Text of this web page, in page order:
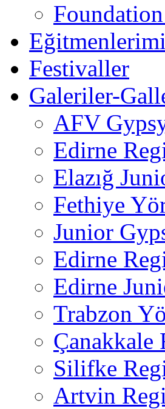
Festivaller
Galeriler-
AFV
Edirne
Elazığ
Fethiye
Junior
Edirne
Edirne
Trabzon
Çanakkale
Silifke
Artvin